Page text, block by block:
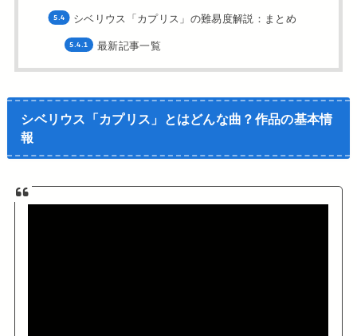
シベリウス「カプリス」の難易度解説：まとめ
最新記事一覧
シベリウス「カプリス」とはどんな曲？作品の基本情
報